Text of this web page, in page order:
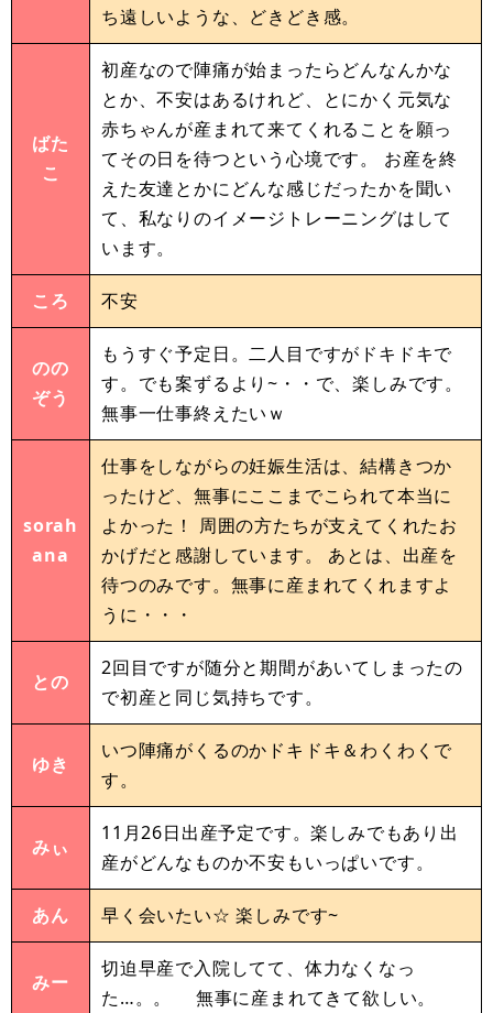
ち遠しいような、どきどき感。
ばた
こ
初産なので陣痛が始まったらどんなんかな
とか、不安はあるけれど、とにかく元気な
赤ちゃんが産まれて来てくれることを願っ
てその日を待つという心境です。 お産を終
えた友達とかにどんな感じだったかを聞い
て、私なりのイメージトレーニングはして
います。
ころ 不安
のの
ぞう
もうすぐ予定日。二人目ですがドキドキで
す。でも案ずるより~・・で、楽しみです。
無事一仕事終えたいｗ
sorah
ana
仕事をしながらの妊娠生活は、結構きつか
ったけど、無事にここまでこられて本当に
よかった！ 周囲の方たちが支えてくれたお
かげだと感謝しています。 あとは、出産を
待つのみです。無事に産まれてくれますよ
うに・・・
との
2回目ですが随分と期間があいてしまったの
で初産と同じ気持ちです。
ゆき
いつ陣痛がくるのかドキドキ＆わくわくで
す。
みぃ
11月26日出産予定です。楽しみでもあり出
産がどんなものか不安もいっぱいです。
あん 早く会いたい☆ 楽しみです~
みー
切迫早産で入院してて、体力なくなっ
た…。。 無事に産まれてきて欲しい。